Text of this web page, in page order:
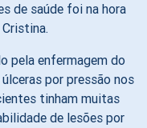
de saúde foi na hora
pela enfermagem do
por pressão nos
tinham muitas
de lesões por